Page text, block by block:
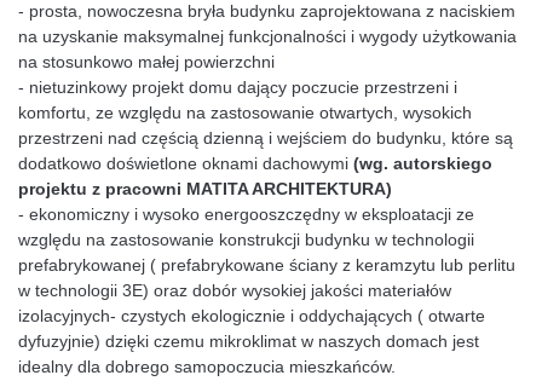
- prosta, nowoczesna bryła budynku zaprojektowana z naciskiem
na uzyskanie maksymalnej funkcjonalności i wygody użytkowania
na stosunkowo małej powierzchni
- nietuzinkowy projekt domu dający poczucie przestrzeni i
komfortu, ze względu na zastosowanie otwartych, wysokich
przestrzeni nad częścią dzienną i wejściem do budynku, które są
dodatkowo doświetlone oknami dachowymi (wg. autorskiego
projektu z pracowni MATITA ARCHITEKTURA)
- ekonomiczny i wysoko energooszczędny w eksploatacji ze
względu na zastosowanie konstrukcji budynku w technologii
prefabrykowanej ( prefabrykowane ściany z keramzytu lub perlitu
w technologii 3E) oraz dobór wysokiej jakości materiałów
izolacyjnych- czystych ekologicznie i oddychających ( otwarte
dyfuzyjnie) dzięki czemu mikroklimat w naszych domach jest
idealny dla dobrego samopoczucia mieszkańców.